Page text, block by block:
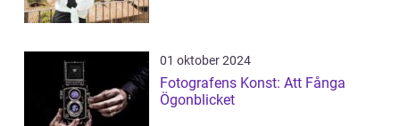
01 oktober 2024
Fotografens Konst: Att Fånga
Ögonblicket